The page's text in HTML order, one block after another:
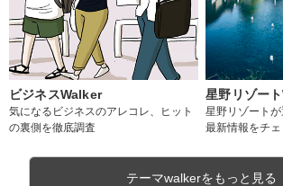
ビジネスWalker
気になるビジネスのアレコレ、ヒット
の裏側を徹底調査
星野リゾー
星野リゾート
最新情報をチェ
テーマwalkerをもっと見る